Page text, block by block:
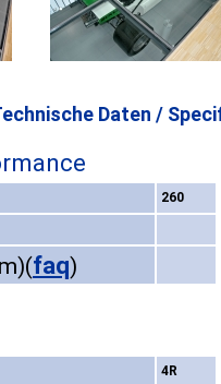
Daten /
260
(faq)
4R